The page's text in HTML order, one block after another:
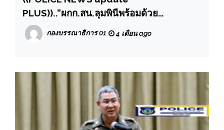
PLUS))..”ผกก.สน.ลุมพินีพร้อมด้วย
ข้าราชการตำรวจ สน.ลุมพินีทุกสายงานเข้า
แถวเคารพธงชาติและอบรมชี้แจงข้อราชการ
กองบรรณาธิการ 01 4 เดือน ago